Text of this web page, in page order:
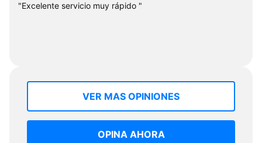
"Excelente servicio muy rápido "
VER MAS OPINIONES
OPINA AHORA